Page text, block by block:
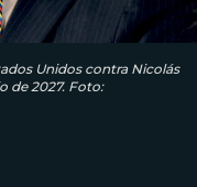
Unidos contra Nicolás
de 2027. Foto: